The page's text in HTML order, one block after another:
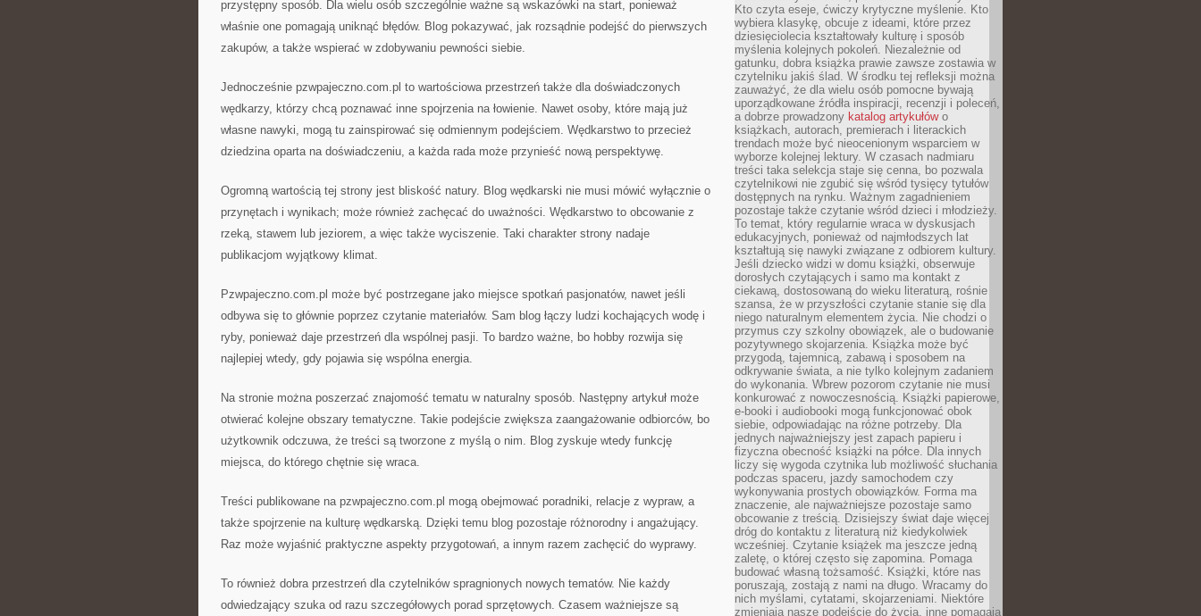
przystępny sposób. Dla wielu osób szczególnie ważne są wskazówki na start, ponieważ
właśnie one pomagają uniknąć błędów. Blog pokazywać, jak rozsądnie podejść do pierwszych
zakupów, a także wspierać w zdobywaniu pewności siebie.
Jednocześnie pzwpajeczno.com.pl to wartościowa przestrzeń także dla doświadczonych
wędkarzy, którzy chcą poznawać inne spojrzenia na łowienie. Nawet osoby, które mają już
własne nawyki, mogą tu zainspirować się odmiennym podejściem. Wędkarstwo to przecież
dziedzina oparta na doświadczeniu, a każda rada może przynieść nową perspektywę.
Ogromną wartością tej strony jest bliskość natury. Blog wędkarski nie musi mówić wyłącznie o
przynętach i wynikach; może również zachęcać do uważności. Wędkarstwo to obcowanie z
rzeką, stawem lub jeziorem, a więc także wyciszenie. Taki charakter strony nadaje
publikacjom wyjątkowy klimat.
Pzwpajeczno.com.pl może być postrzegane jako miejsce spotkań pasjonatów, nawet jeśli
odbywa się to głównie poprzez czytanie materiałów. Sam blog łączy ludzi kochających wodę i
ryby, ponieważ daje przestrzeń dla wspólnej pasji. To bardzo ważne, bo hobby rozwija się
najlepiej wtedy, gdy pojawia się wspólna energia.
Na stronie można poszerzać znajomość tematu w naturalny sposób. Następny artykuł może
otwierać kolejne obszary tematyczne. Takie podejście zwiększa zaangażowanie odbiorców, bo
użytkownik odczuwa, że treści są tworzone z myślą o nim. Blog zyskuje wtedy funkcję
miejsca, do którego chętnie się wraca.
Treści publikowane na pzwpajeczno.com.pl mogą obejmować poradniki, relacje z wypraw, a
także spojrzenie na kulturę wędkarską. Dzięki temu blog pozostaje różnorodny i angażujący.
Raz może wyjaśnić praktyczne aspekty przygotowań, a innym razem zachęcić do wyprawy.
To również dobra przestrzeń dla czytelników spragnionych nowych tematów. Nie każdy
odwiedzający szuka od razu szczegółowych porad sprzętowych. Czasem ważniejsze są
Kto czyta eseje, ćwiczy krytyczne myślenie. Kto
wybiera klasykę, obcuje z ideami, które przez
dziesięciolecia kształtowały kulturę i sposób
myślenia kolejnych pokoleń. Niezależnie od
gatunku, dobra książka prawie zawsze zostawia w
czytelniku jakiś ślad. W środku tej refleksji można
zauważyć, że dla wielu osób pomocne bywają
uporządkowane źródła inspiracji, recenzji i poleceń,
a dobrze prowadzony katalog artykułówo
książkach, autorach, premierach i literackich
trendach może być nieocenionym wsparciem w
wyborze kolejnej lektury. W czasach nadmiaru
treści taka selekcja staje się cenna, bo pozwala
czytelnikowi nie zgubić się wśród tysięcy tytułów
dostępnych na rynku. Ważnym zagadnieniem
pozostaje także czytanie wśród dzieci i młodzieży.
To temat, który regularnie wraca w dyskusjach
edukacyjnych, ponieważ od najmłodszych lat
kształtują się nawyki związane z odbiorem kultury.
Jeśli dziecko widzi w domu książki, obserwuje
dorosłych czytających i samo ma kontakt z
ciekawą, dostosowaną do wieku literaturą, rośnie
szansa, że w przyszłości czytanie stanie się dla
niego naturalnym elementem życia. Nie chodzi o
przymus czy szkolny obowiązek, ale o budowanie
pozytywnego skojarzenia. Książka może być
przygodą, tajemnicą, zabawą i sposobem na
odkrywanie świata, a nie tylko kolejnym zadaniem
do wykonania. Wbrew pozorom czytanie nie musi
konkurować z nowoczesnością. Książki papierowe,
e-booki i audiobooki mogą funkcjonować obok
siebie, odpowiadając na różne potrzeby. Dla
jednych najważniejszy jest zapach papieru i
fizyczna obecność książki na półce. Dla innych
liczy się wygoda czytnika lub możliwość słuchania
podczas spaceru, jazdy samochodem czy
wykonywania prostych obowiązków. Forma ma
znaczenie, ale najważniejsze pozostaje samo
obcowanie z treścią. Dzisiejszy świat daje więcej
dróg do kontaktu z literaturą niż kiedykolwiek
wcześniej. Czytanie książek ma jeszcze jedną
zaletę, o której często się zapomina. Pomaga
budować własną tożsamość. Książki, które nas
poruszają, zostają z nami na długo. Wracamy do
nich myślami, cytatami, skojarzeniami. Niektóre
zmieniają nasze podejście do życia, inne pomagają